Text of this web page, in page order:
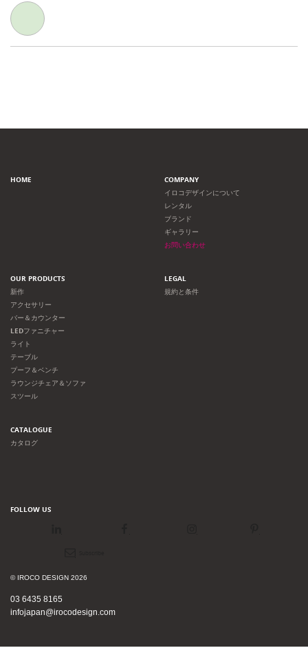
HOME
COMPANY
イロコデザインについて
レンタル
ブランド
ギャラリー
お問い合わせ
OUR PRODUCTS
新作
アクセサリー
バー＆カウンター
LEDファニチャー
ライト
テーブル
プーフ＆ベンチ
ラウンジチェア＆ソファ
スツール
LEGAL
規約と条件
CATALOGUE
カタログ
FOLLOW US
© IROCO DESIGN 2026
03 6435 8165
infojapan@irocodesign.com